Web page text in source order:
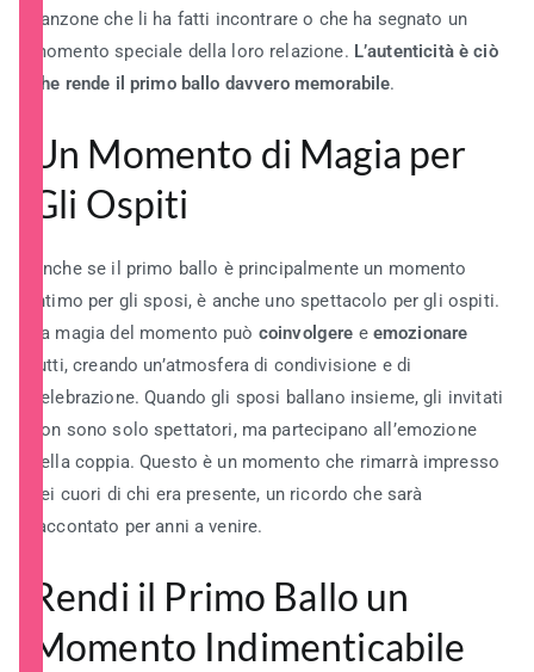
canzone che li ha fatti incontrare o che ha segnato un
momento speciale della loro relazione. L’autenticità è ciò
che rende il primo ballo davvero memorabile.
Un Momento di Magia per
Gli Ospiti
Anche se il primo ballo è principalmente un momento
intimo per gli sposi, è anche uno spettacolo per gli ospiti.
La magia del momento può coinvolgere e emozionare
tutti, creando un’atmosfera di condivisione e di
celebrazione. Quando gli sposi ballano insieme, gli invitati
non sono solo spettatori, ma partecipano all’emozione
della coppia. Questo è un momento che rimarrà impresso
nei cuori di chi era presente, un ricordo che sarà
raccontato per anni a venire.
Rendi il Primo Ballo un
Momento Indimenticabile